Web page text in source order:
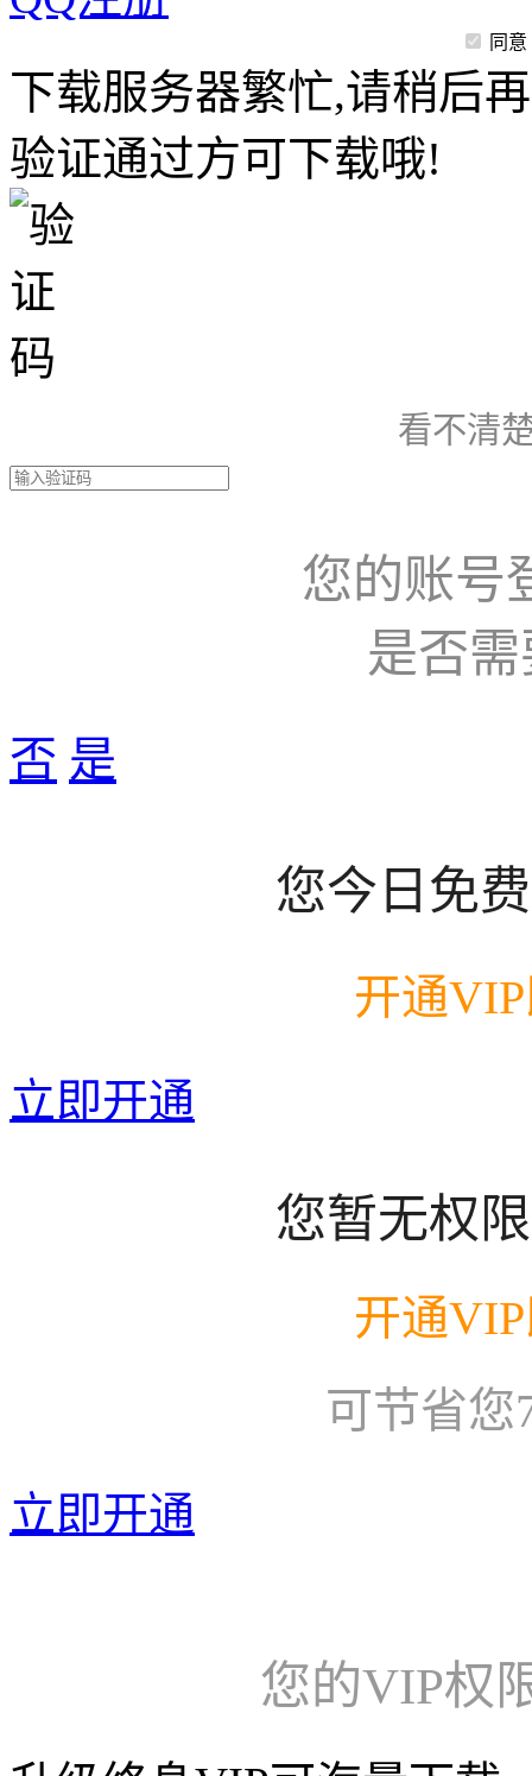
同意
下载服务器繁忙,请稍后
验证通过方可下载哦!
看不清
您的账号
是否
否 是
您今日免
开通
立即开通
您暂无权
开通
可节省您
立即开通
您的VIP权